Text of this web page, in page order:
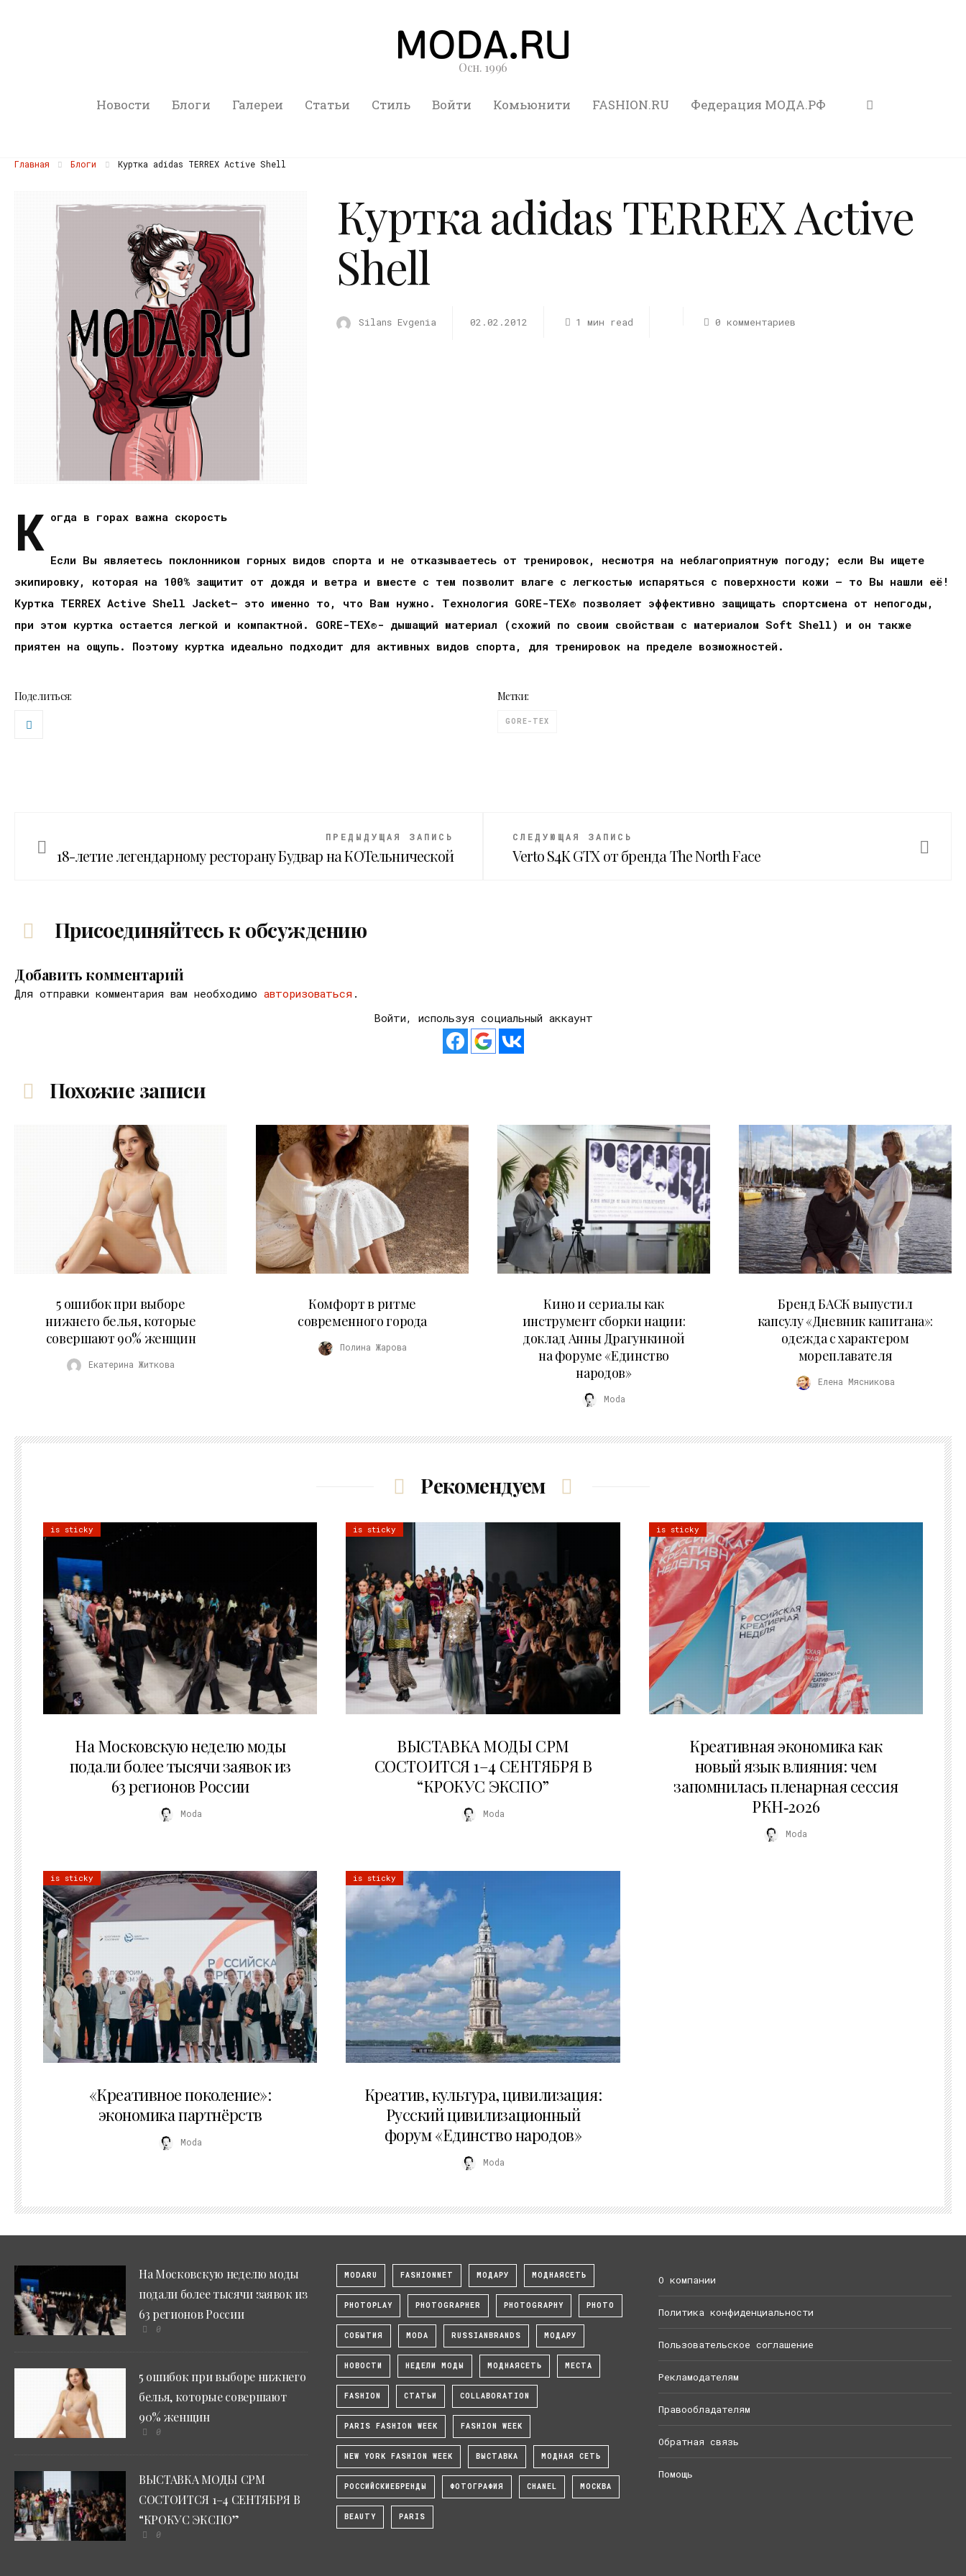
Осн. 1996
Новости Блоги Галереи Статьи Стиль Войти Комьюнити FASHION.RU Федерация МОДА.РФ
Главная Блоги Куртка adidas TERREX Active Shell
Куртка adidas TERREX Active
Shell
Silans Evgenia 02.02.2012 1 мин read 0 комментариев
К огда в горах важна скорость
Если Вы являетесь поклонником горных видов спорта и не отказываетесь от тренировок, несмотря на неблагоприятную погоду; если Вы ищете
экипировку, которая на 100% защитит от дождя и ветра и вместе с тем позволит влаге с легкостью испаряться с поверхности кожи – то Вы нашли её!
Куртка TERREX Active Shell Jacket– это именно то, что Вам нужно. Технология GORE-TEX® позволяет эффективно защищать спортсмена от непогоды,
при этом куртка остается легкой и компактной. GORE-TEX®- дышащий материал (схожий по своим свойствам с материалом Soft Shell) и он также
приятен на ощупь. Поэтому куртка идеально подходит для активных видов спорта, для тренировок на пределе возможностей.
Поделиться: Метки:
GORE-TEX
ПРЕДЫДУЩАЯ ЗАПИСЬ
18-летие легендарному ресторану Будвар на КОТельнической
СЛЕДУЮЩАЯ ЗАПИСЬ
Verto S4K GTX от бренда The North Face
Присоединяйтесь к обсуждению
Добавить комментарий
Для отправки комментария вам необходимо авторизоваться .
Войти, используя социальный аккаунт
Похожие записи
5 ошибок при выборе
нижнего белья, которые
совершают 90% женщин
Екатерина Житкова
Комфорт в ритме
современного города
Полина Жарова
Кино и сериалы как
инструмент сборки нации:
доклад Анны Драгункиной
на форуме «Единство
народов»
Moda
Бренд БАСК выпустил
капсулу «Дневник капитана»:
одежда с характером
мореплавателя
Елена Мясникова
Рекомендуем
is sticky
На Московскую неделю моды
подали более тысячи заявок из
63 регионов России
Moda
is sticky
ВЫСТАВКА МОДЫ CPM
СОСТОИТСЯ 1–4 СЕНТЯБРЯ В
“КРОКУС ЭКСПО”
Moda
is sticky
Креативная экономика как
новый язык влияния: чем
запомнилась пленарная сессия
РКН‑2026
Moda
is sticky
«Креативное поколение»:
экономика партнёрств
Moda
is sticky
Креатив, культура, цивилизация:
Русский цивилизационный
форум «Единство народов»
Moda
На Московскую неделю моды
подали более тысячи заявок из
63 регионов России
0
5 ошибок при выборе нижнего
белья, которые совершают
90% женщин
0
ВЫСТАВКА МОДЫ CPM
СОСТОИТСЯ 1–4 СЕНТЯБРЯ В
“КРОКУС ЭКСПО”
0
MODARU FASHIONNET МОДАРУ МОДНАЯСЕТЬ
PHOTOPLAY PHOTOGRAPHER PHOTOGRAPHY PHOTO
СОБЫТИЯ MODA RUSSIANBRANDS МОДАРУ
НОВОСТИ НЕДЕЛИ МОДЫ МОДНАЯСЕТЬ МЕСТА
FASHION СТАТЬИ COLLABORATION
PARIS FASHION WEEK FASHION WEEK
NEW YORK FASHION WEEK ВЫСТАВКА МОДНАЯ СЕТЬ
РОССИЙСКИЕБРЕНДЫ ФОТОГРАФИЯ CHANEL МОСКВА
BEAUTY PARIS
О компании
Политика конфиденциальности
Пользовательское соглашение
Рекламодателям
Правообладателям
Обратная связь
Помощь